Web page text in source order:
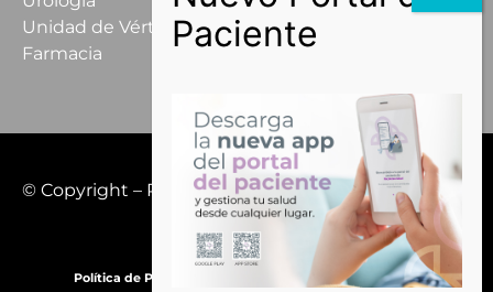
Unidad de Vértigo
Farmacia
© Copyright – Recoletas Salud López Cano Hospital
All rights reserved.
Política de Privacidad Política de Sostenibilidad